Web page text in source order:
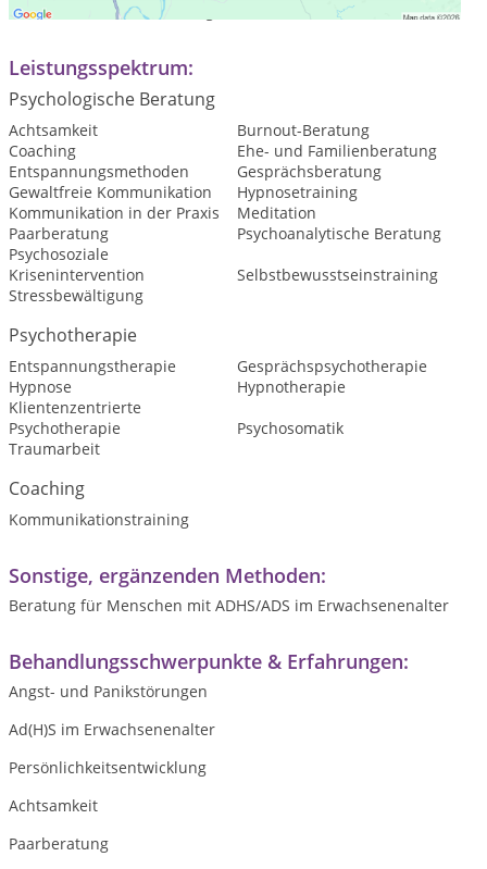
Termine nach Vereinbarung
Leistungsspektrum:
Psychologische Beratung
Achtsamkeit
Burnout-Beratung
Coaching
Ehe- und Familienberatung
Entspannungsmethoden
Gesprächsberatung
Gewaltfreie Kommunikation
Hypnosetraining
Kommunikation in der Praxis
Meditation
Paarberatung
Psychoanalytische Beratung
Psychosoziale
Krisenintervention
Selbstbewusstseinstraining
Stressbewältigung
Psychotherapie
Entspannungstherapie
Gesprächspsychotherapie
Hypnose
Hypnotherapie
Klientenzentrierte
Psychotherapie
Psychosomatik
Traumarbeit
Coaching
Kommunikationstraining
Sonstige, ergänzenden Methoden:
Beratung für Menschen mit ADHS/ADS im Erwachsenenalter
Behandlungsschwerpunkte & Erfahrungen:
Angst- und Panikstörungen
Ad(H)S im Erwachsenenalter
Persönlichkeitsentwicklung
Achtsamkeit
Paarberatung